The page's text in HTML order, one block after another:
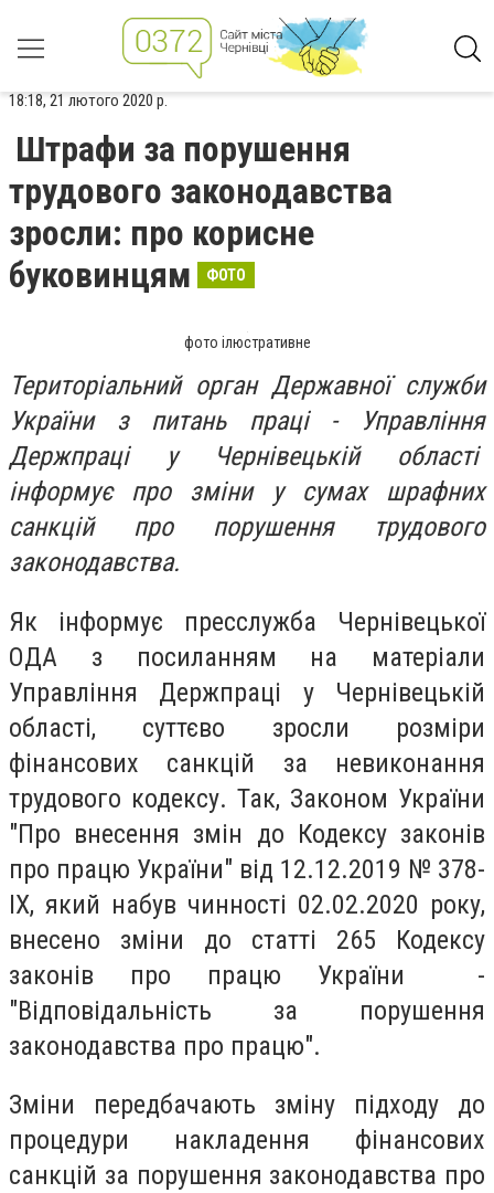
18:18, 21 лютого 2020 р.
Штрафи за порушення
трудового законодавства
зросли: про корисне
буковинцям
ФОТО
фото ілюстративне
Територіальний орган Державної служби
України з питань праці - Управління
Держпраці у Чернівецькій області
інформує про зміни у сумах шрафних
санкцій про порушення трудового
законодавства.
Як інформує пресслужба Чернівецької
ОДА з посиланням на матеріали
Управління Держпраці у Чернівецькій
області, суттєво зросли розміри
фінансових санкцій за невиконання
трудового кодексу. Так, Законом України
"Про внесення змін до Кодексу законів
про працю України" від 12.12.2019 № 378-
ІХ, який набув чинності 02.02.2020 року,
внесено зміни до статті 265 Кодексу
законів про працю України -
"Відповідальність за порушення
законодавства про працю".
Зміни передбачають зміну підходу до
процедури накладення фінансових
санкцій за порушення законодавства про